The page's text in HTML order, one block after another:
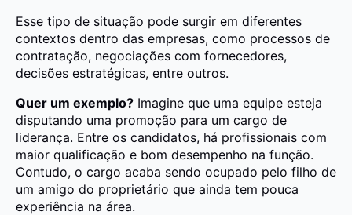
Esse tipo de situação pode surgir em diferentes
contextos dentro das empresas, como processos de
contratação, negociações com fornecedores,
decisões estratégicas, entre outros.
Quer um exemplo? Imagine que uma equipe esteja
disputando uma promoção para um cargo de
liderança. Entre os candidatos, há profissionais com
maior qualificação e bom desempenho na função.
Contudo, o cargo acaba sendo ocupado pelo filho de
um amigo do proprietário que ainda tem pouca
experiência na área.